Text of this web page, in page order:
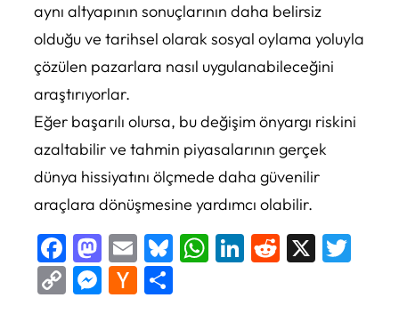
aynı altyapının sonuçlarının daha belirsiz
olduğu ve tarihsel olarak sosyal oylama yoluyla
çözülen pazarlara nasıl uygulanabileceğini
araştırıyorlar.
Eğer başarılı olursa, bu değişim önyargı riskini
azaltabilir ve tahmin piyasalarının gerçek
dünya hissiyatını ölçmede daha güvenilir
araçlara dönüşmesine yardımcı olabilir.
Facebook
Mastodon
EmailBluesky
WhatsApp
LinkedIn
Reddit
X
CopyMessenger
Hacker